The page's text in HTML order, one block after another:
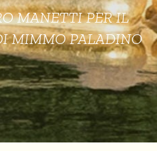
MANETTI PER IL
MIMMO PALADINO